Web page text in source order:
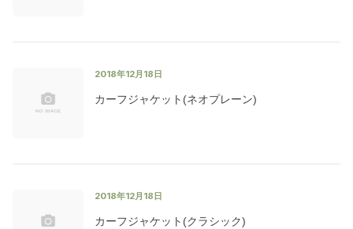
2018年12月18日
カーフジャケット(ネオプレーン)
2018年12月18日
カーフジャケット(クラシック)